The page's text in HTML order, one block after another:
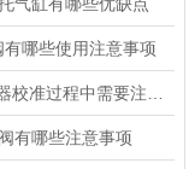
哪些使用注意事项
有哪些注意事项